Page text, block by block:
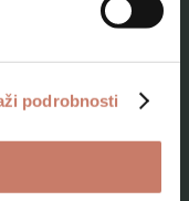
podrobnosti